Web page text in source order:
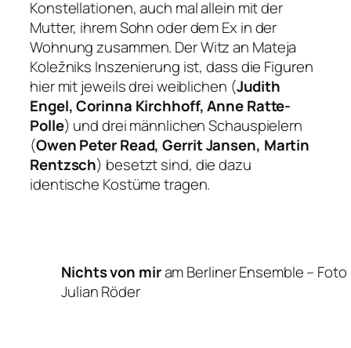
Konstellationen, auch mal allein mit der
Mutter, ihrem Sohn oder dem Ex in der
Wohnung zusammen. Der Witz an Mateja
Koležniks Inszenierung ist, dass die Figuren
hier mit jeweils drei weiblichen (Judith
Engel, Corinna Kirchhoff, Anne Ratte-
Polle) und drei männlichen Schauspielern
(Owen Peter Read, Gerrit Jansen, Martin
Rentzsch) besetzt sind, die dazu
identische Kostüme tragen.
Nichts von miram Berliner Ensemble –
Julian Röder